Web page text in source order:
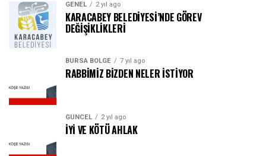
GENEL 2 yıl ago
KARACABEY BELEDİYESİ’NDE GÖREV
DEĞİŞİKLİKLERİ
BURSA BÖLGE 7 yıl ago
RABBİMİZ BİZDEN NELER İSTİYOR
GÜNCEL 2 yıl ago
İYİ VE KÖTÜ AHLAK